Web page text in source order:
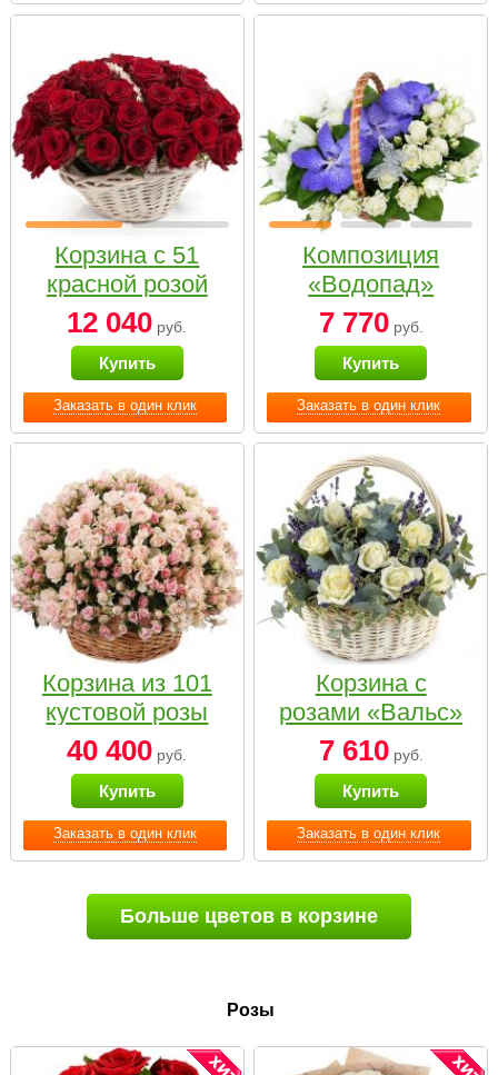
Заказать в один клик
Корзина с 51
красной розой
12 040 руб.
Купить
Заказать в один клик
Композиция
«Водопад»
7 770руб.
Купить
Заказать в один клик
Корзина из 101
кустовой розы
нежных тонов
40 400 руб.
Купить
Заказать в один клик
Корзина с
розами «Вальс»
7 610руб.
Купить
Больше цветов в корзине
Розы